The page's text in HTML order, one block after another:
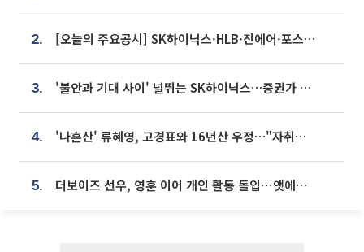
2. [오늘의 주요공시] SK하이닉스·HLB·진에어·포스코홀딩스·네이버·대우건설 등
3. '불안과 기대 사이' 널뛰는 SK하이닉스…증권가 "HBM4·LTA 기반 펀터멘털 견고"
4. '나혼산' 류혜영, 고경표와 16년산 우정…"자취방서 부모님과 마주쳐"
5. 더보이즈 선우, 영훈 이어 개인 활동 돌입⋯앳에어리어와 전속계약